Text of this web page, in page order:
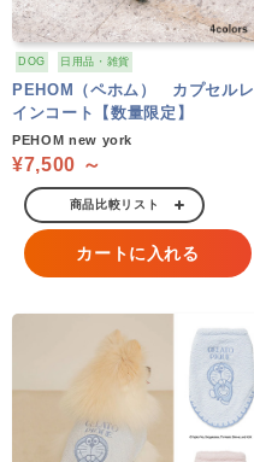
DOG 日用品・雑貨
PEHOM（ペホム） カプセルレ
インコート【数量限定】
PEHOM new york
¥7,500 ～
商品比較リスト
カートに入れる